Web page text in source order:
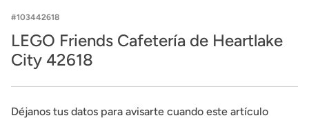
103442618
LEGO Friends Cafetería de Heartlake
City 42618
Déjanos tus datos para avisarte cuando este artículo